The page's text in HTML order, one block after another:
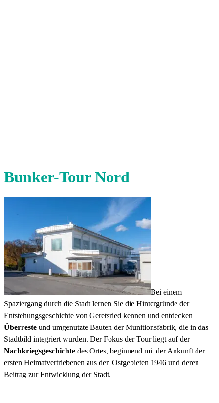
Bunker-Tour Nord
Bei einem
Spaziergang durch die Stadt lernen Sie die Hintergründe der
Entstehungsgeschichte von Geretsried kennen und entdecken
Überreste und umgenutzte Bauten der Munitionsfabrik, die in das
Stadtbild integriert wurden. Der Fokus der Tour liegt auf der
Nachkriegsgeschichte des Ortes, beginnend mit der Ankunft der
ersten Heimatvertriebenen aus den Ostgebieten 1946 und deren
Beitrag zur Entwicklung der Stadt.